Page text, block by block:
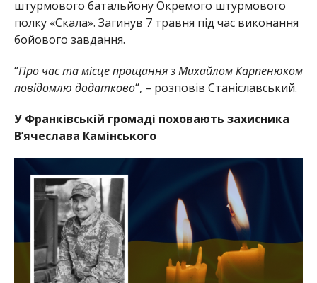
штурмового батальйону Окремого штурмового
полку «Скала». Загинув 7 травня під час виконання
бойового завдання.
“Про час та місце прощання з Михайлом Карпенюком
повідомлю додатково“, – розповів Станіславський.
У Франківській громаді поховають захисника
В’ячеслава Камінського